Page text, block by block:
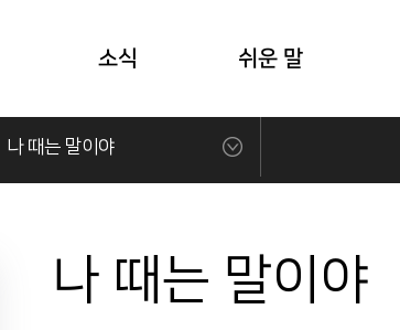
소식 쉬운 말
나 때는 말이야
나 때는 말이야